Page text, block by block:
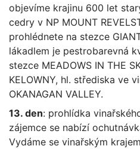
objevíme krajinu 600 let
cedry v NP MOUNT
prohlédnete na stezce
lákadlem je pestrobarevná
stezce MEADOWS IN THE
KELOWNY, hl. střediska ve
OKANAGAN VALLEY.
13. den: prohlídka
zájemce se nabízí
Vydáme se vinařským